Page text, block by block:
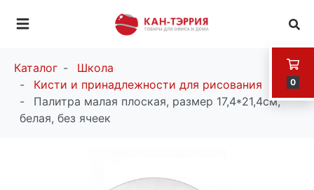
0
Каталог
Школа
Кисти и принадлежности для рисования
Палитра малая плоская, размер 17,4*21,4см,
белая, без ячеек